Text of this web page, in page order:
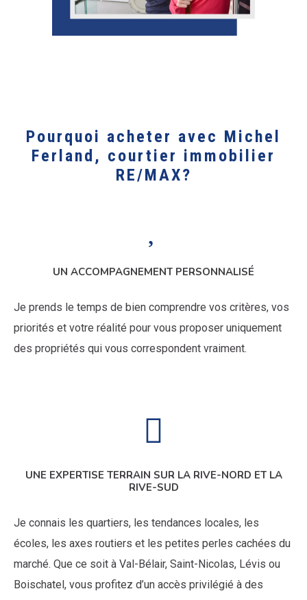
Pourquoi acheter avec Michel
Ferland, courtier immobilier
RE/MAX?
UN ACCOMPAGNEMENT PERSONNALISÉ
Je prends le temps de bien comprendre vos critères, vos
priorités et votre réalité pour vous proposer uniquement
des propriétés qui vous correspondent vraiment.
UNE EXPERTISE TERRAIN SUR LA RIVE-NORD ET LA
RIVE-SUD
Je connais les quartiers, les tendances locales, les
écoles, les axes routiers et les petites perles cachées du
marché. Que ce soit à Val-Bélair, Saint-Nicolas, Lévis ou
Boischatel, vous profitez d’un accès privilégié à des